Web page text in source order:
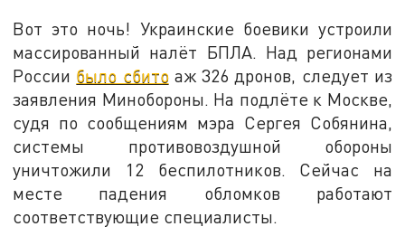
Вот это ночь! Украинские боевики устроили
массированный налёт БПЛА. Над регионами
России было сбитоаж 326 дронов, следует из
заявления Минобороны. На подлёте к Москве,
судя по сообщениям мэра Сергея Собянина,
системы противовоздушной обороны
уничтожили 12 беспилотников. Сейчас на
месте падения обломков работают
соответствующие специалисты.